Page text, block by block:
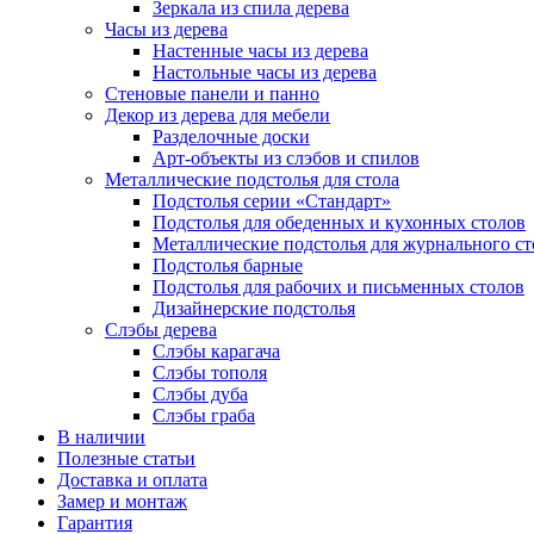
Зеркала из спила дерева
Часы из дерева
Настенные часы из дерева
Настольные часы из дерева
Стеновые панели и панно
Декор из дерева для мебели
Разделочные доски
Арт-объекты из слэбов и спилов
Металлические подстолья для стола
Подстолья серии «Стандарт»
Подстолья для обеденных и кухонных столов
Металлические подстолья для журнального
Подстолья барные
Подстолья для рабочих и письменных столов
Дизайнерские подстолья
Слэбы дерева
Слэбы карагача
Слэбы тополя
Слэбы дуба
Слэбы граба
В наличии
Полезные статьи
Доставка и оплата
Замер и монтаж
Гарантия